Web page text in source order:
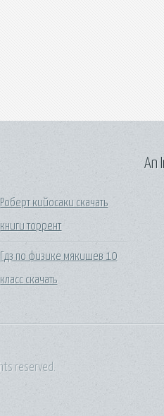
Роберт кийосаки скачать
книги торрент
Гдз по физике мякишев 10
класс скачать
An
reserved.